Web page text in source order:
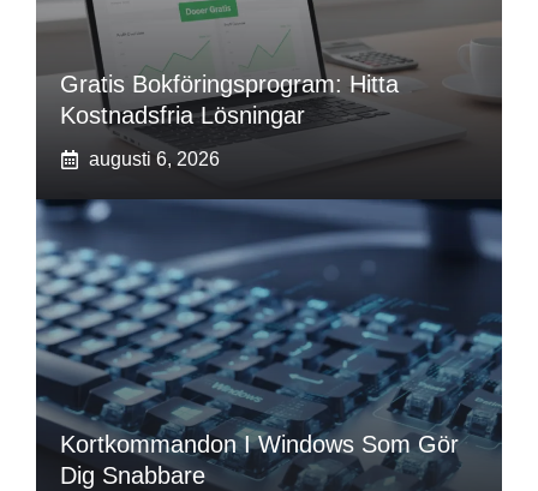
Gratis Bokföringsprogram: Hitta
Kostnadsfria Lösningar
augusti 6, 2026
Kortkommandon I Windows Som Gör
Dig Snabbare